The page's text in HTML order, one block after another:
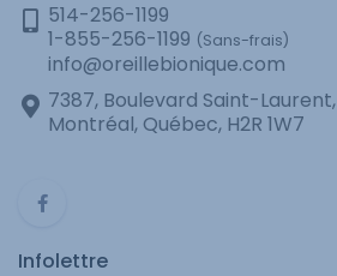
514-256-1199
1-855-256-1199 (Sans-frais)
info@oreillebionique.com
7387, Boulevard Saint-Laurent,
Montréal, Québec, H2R 1W7
Infolettre